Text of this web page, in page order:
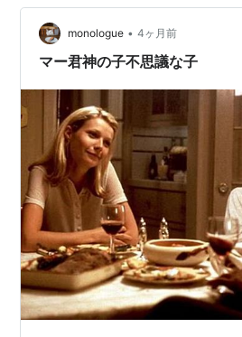
monologue • 4ヶ月前
マー君神の子不思議な子